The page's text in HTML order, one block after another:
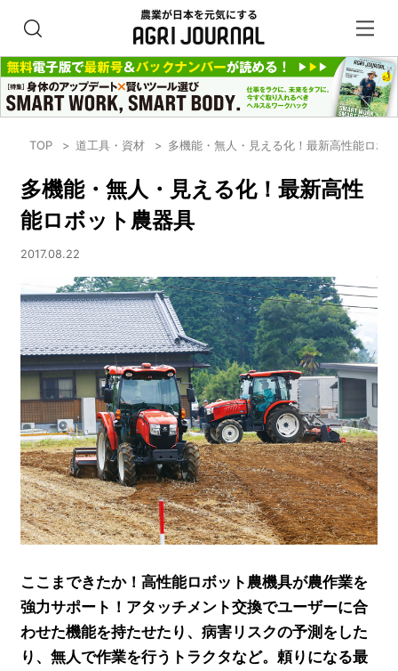
TOP 道工具・資材 多機能・無人・見える化！最新高性能ロボ
多機能・無人・見える化！最新高性
能ロボット農器具
2017.08.22
ここまできたか！高性能ロボット農機具が農作業を
強力サポート！アタッチメント交換でユーザーに合
わせた機能を持たせたり、病害リスクの予測をした
り、無人で作業を行うトラクタなど。頼りになる最